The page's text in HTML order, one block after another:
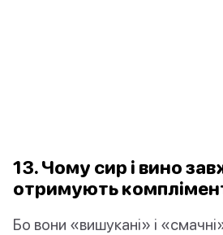
13. Чому сир і вино
отримують
Бо вони «вишукані» і